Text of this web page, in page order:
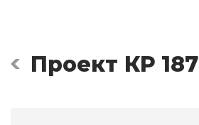
Проект КР 187